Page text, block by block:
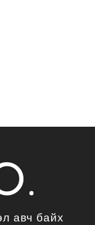
авч байх